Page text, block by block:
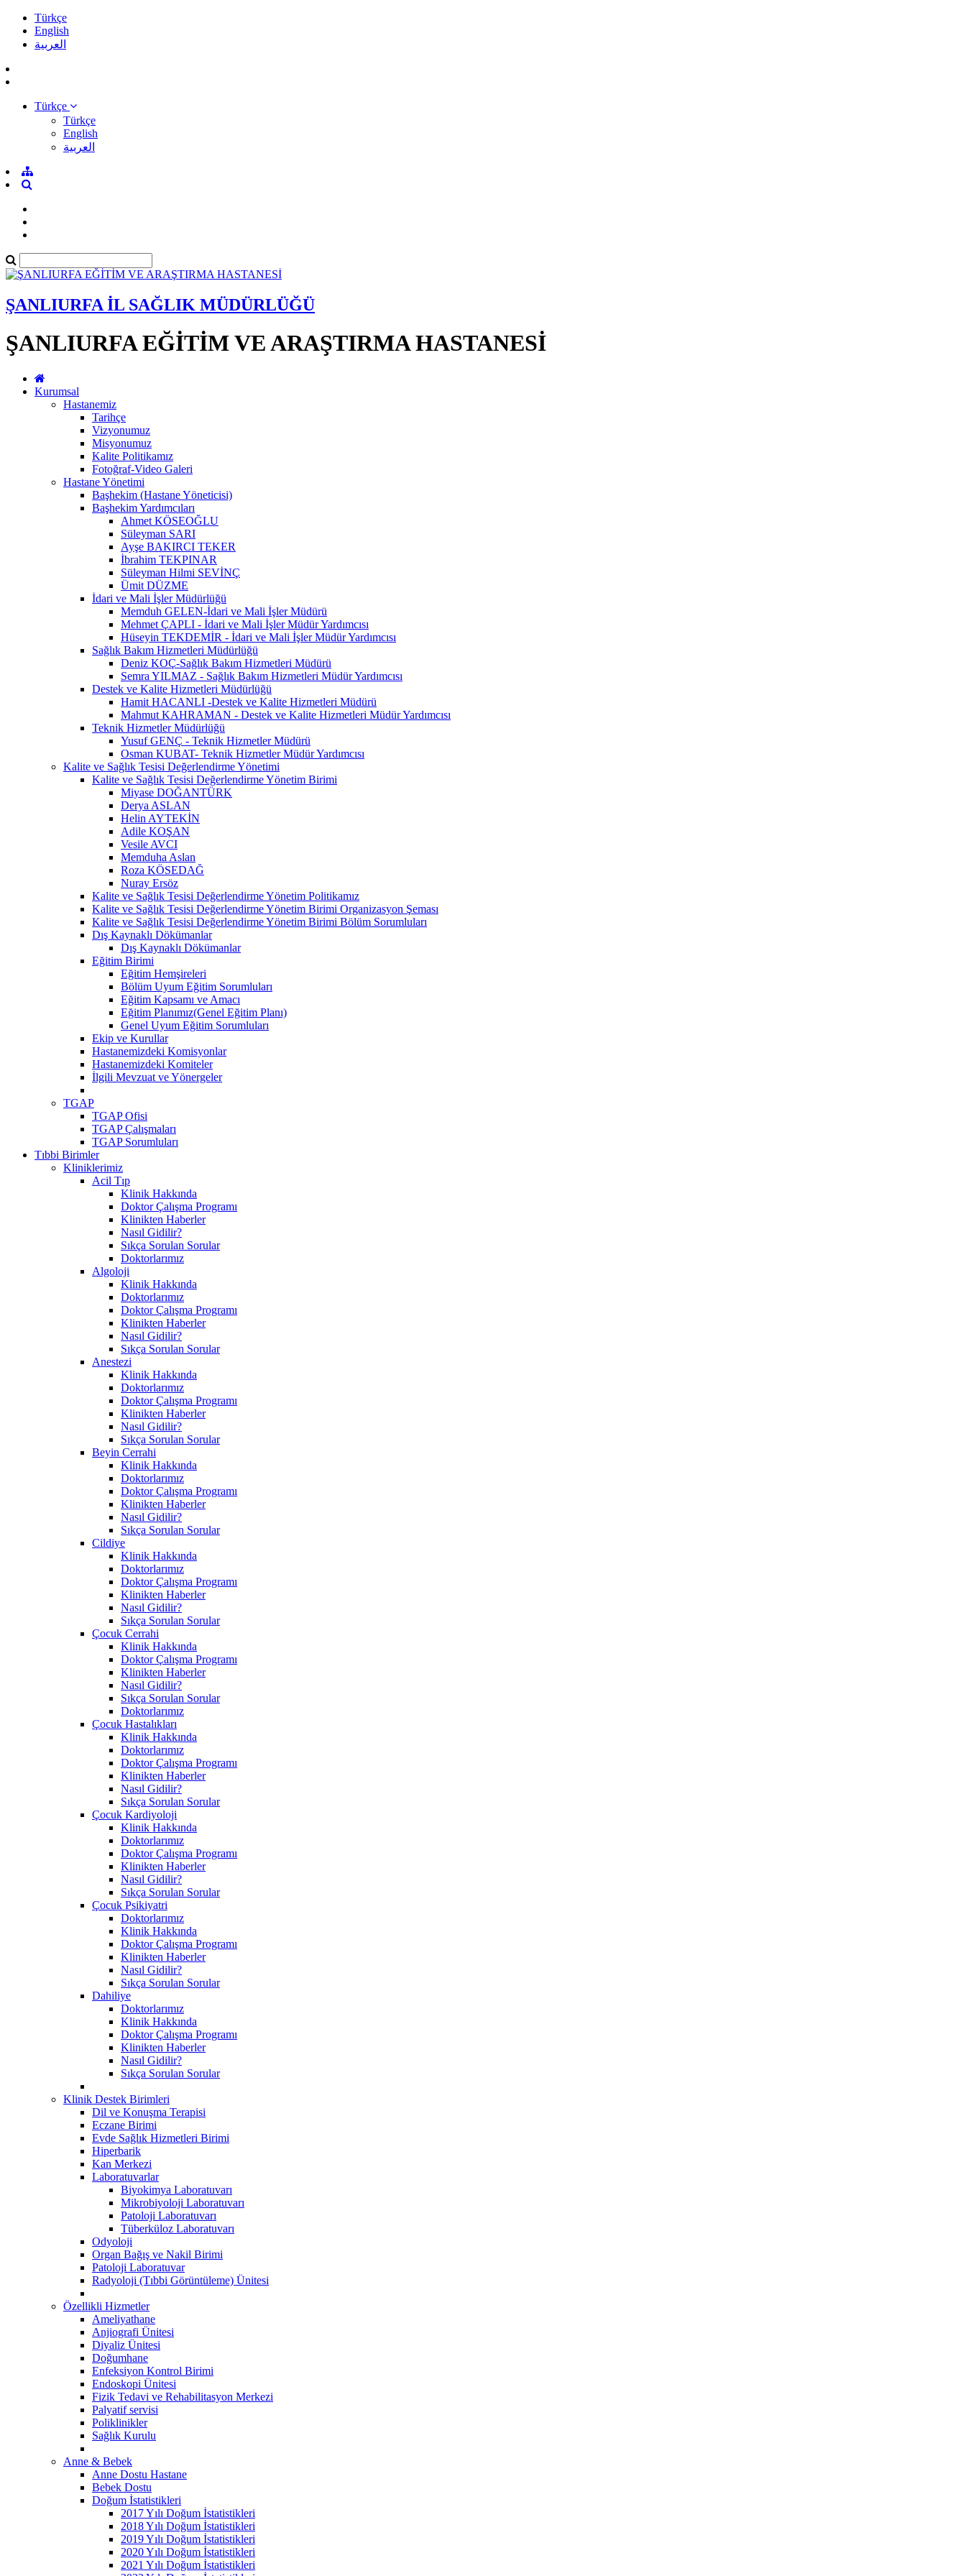
Türkçe
English
العربية
Türkçe
Türkçe
English
العربية
ŞANLIURFA İL SAĞLIK MÜDÜRLÜĞÜ
ŞANLIURFA EĞİTİM VE ARAŞTIRMA HASTANESİ
Kurumsal
Hastanemiz
Tarihçe
Vizyonumuz
Misyonumuz
Kalite Politikamız
Fotoğraf-Video Galeri
Hastane Yönetimi
Başhekim (Hastane Yöneticisi)
Başhekim Yardımcıları
Ahmet KÖSEOĞLU
Süleyman SARI
Ayşe BAKIRCI TEKER
İbrahim TEKPINAR
Süleyman Hilmi SEVİNÇ
Ümit DÜZME
İdari ve Mali İşler Müdürlüğü
Memduh GELEN-İdari ve Mali İşler Müdürü
Mehmet ÇAPLI - İdari ve Mali İşler Müdür Yardımcısı
Hüseyin TEKDEMİR - İdari ve Mali İşler Müdür Yardımcısı
Sağlık Bakım Hizmetleri Müdürlüğü
Deniz KOÇ-Sağlık Bakım Hizmetleri Müdürü
Semra YILMAZ - Sağlık Bakım Hizmetleri Müdür Yardımcısı
Destek ve Kalite Hizmetleri Müdürlüğü
Hamit HACANLI -Destek ve Kalite Hizmetleri Müdürü
Mahmut KAHRAMAN - Destek ve Kalite Hizmetleri Müdür Yardımcısı
Teknik Hizmetler Müdürlüğü
Yusuf GENÇ - Teknik Hizmetler Müdürü
Osman KUBAT- Teknik Hizmetler Müdür Yardımcısı
Kalite ve Sağlık Tesisi Değerlendirme Yönetimi
Kalite ve Sağlık Tesisi Değerlendirme Yönetim Birimi
Miyase DOĞANTÜRK
Derya ASLAN
Helin AYTEKİN
Adile KOŞAN
Vesile AVCI
Memduha Aslan
Roza KÖSEDAĞ
Nuray Ersöz
Kalite ve Sağlık Tesisi Değerlendirme Yönetim Politikamız
Kalite ve Sağlık Tesisi Değerlendirme Yönetim Birimi Organizasyon Şeması
Kalite ve Sağlık Tesisi Değerlendirme Yönetim Birimi Bölüm Sorumluları
Dış Kaynaklı Dökümanlar
Dış Kaynaklı Dökümanlar
Eğitim Birimi
Eğitim Hemşireleri
Bölüm Uyum Eğitim Sorumluları
Eğitim Kapsamı ve Amacı
Eğitim Planımız(Genel Eğitim Planı)
Genel Uyum Eğitim Sorumluları
Ekip ve Kurullar
Hastanemizdeki Komisyonlar
Hastanemizdeki Komiteler
İlgili Mevzuat ve Yönergeler
TGAP
TGAP Ofisi
TGAP Çalışmaları
TGAP Sorumluları
Tıbbi Birimler
Kliniklerimiz
Acil Tıp
Klinik Hakkında
Doktor Çalışma Programı
Klinikten Haberler
Nasıl Gidilir?
Sıkça Sorulan Sorular
Doktorlarımız
Algoloji
Klinik Hakkında
Doktorlarımız
Doktor Çalışma Programı
Klinikten Haberler
Nasıl Gidilir?
Sıkça Sorulan Sorular
Anestezi
Klinik Hakkında
Doktorlarımız
Doktor Çalışma Programı
Klinikten Haberler
Nasıl Gidilir?
Sıkça Sorulan Sorular
Beyin Cerrahi
Klinik Hakkında
Doktorlarımız
Doktor Çalışma Programı
Klinikten Haberler
Nasıl Gidilir?
Sıkça Sorulan Sorular
Cildiye
Klinik Hakkında
Doktorlarımız
Doktor Çalışma Programı
Klinikten Haberler
Nasıl Gidilir?
Sıkça Sorulan Sorular
Çocuk Cerrahi
Klinik Hakkında
Doktor Çalışma Programı
Klinikten Haberler
Nasıl Gidilir?
Sıkça Sorulan Sorular
Doktorlarımız
Çocuk Hastalıkları
Klinik Hakkında
Doktorlarımız
Doktor Çalışma Programı
Klinikten Haberler
Nasıl Gidilir?
Sıkça Sorulan Sorular
Çocuk Kardiyoloji
Klinik Hakkında
Doktorlarımız
Doktor Çalışma Programı
Klinikten Haberler
Nasıl Gidilir?
Sıkça Sorulan Sorular
Çocuk Psikiyatri
Doktorlarımız
Klinik Hakkında
Doktor Çalışma Programı
Klinikten Haberler
Nasıl Gidilir?
Sıkça Sorulan Sorular
Dahiliye
Doktorlarımız
Klinik Hakkında
Doktor Çalışma Programı
Klinikten Haberler
Nasıl Gidilir?
Sıkça Sorulan Sorular
Klinik Destek Birimleri
Dil ve Konuşma Terapisi
Eczane Birimi
Evde Sağlık Hizmetleri Birimi
Hiperbarik
Kan Merkezi
Laboratuvarlar
Biyokimya Laboratuvarı
Mikrobiyoloji Laboratuvarı
Patoloji Laboratuvarı
Tüberküloz Laboratuvarı
Odyoloji
Organ Bağış ve Nakil Birimi
Patoloji Laboratuvar
Radyoloji (Tıbbi Görüntüleme) Ünitesi
Özellikli Hizmetler
Ameliyathane
Anjiografi Ünitesi
Diyaliz Ünitesi
Doğumhane
Enfeksiyon Kontrol Birimi
Endoskopi Ünitesi
Fizik Tedavi ve Rehabilitasyon Merkezi
Palyatif servisi
Poliklinikler
Sağlık Kurulu
Anne & Bebek
Anne Dostu Hastane
Bebek Dostu
Doğum İstatistikleri
2017 Yılı Doğum İstatistikleri
2018 Yılı Doğum İstatistikleri
2019 Yılı Doğum İstatistikleri
2020 Yılı Doğum İstatistikleri
2021 Yılı Doğum İstatistikleri